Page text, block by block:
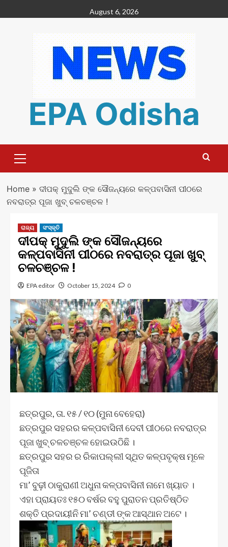
to
August 6, 2026
EPA Odisha
Menu
Home» ଦୀପକ୍ ମୁଦୁଲି ଙ୍କ ସୌଜନ୍ୟରେ କଳ୍ପବାସିନୀ ପୀଠରେ
ନବରାତ୍ର ପୂଜା ଖୁବ୍ ଚଳଚଞ୍ଚଳ !
ରାଜ୍ୟ ସଂସ୍କୃତି
ଦୀପକ୍ ମୁଦୁଲି ଙ୍କ ସୌଜନ୍ୟରେ
କଳ୍ପବାସିନୀ ପୀଠରେ ନବରାତ୍ର ପୂଜା ଖୁବ୍
ଚଳଚଞ୍ଚଳ !
EPA editor October 15, 2024 0
ଛତ୍ରପୁର, ତା. ୧୫ / ୧୦ (ମୁନା ବେହେରା)
ଛତ୍ରପୁର ସହରର କଳ୍ପବାସିନୀ ଦେବୀ ପୀଠରେ ନବରାତ୍ର
ପୂଜା ଖୁବ୍ ଚଳଚଞ୍ଚଳ ହୋଇଉଠିଛି ।
ଛତ୍ରପୁର ସହର ର ରିକାପଲ୍ଲୀ ସ୍ଥିତ କଳ୍ପବୃକ୍ଷ ମୂଳେ
ପୂଜିତା
ମା’ ବୁଢ଼ୀ ଠାକୁରାଣୀ ଅଧୁନା କଳ୍ପବାସିନୀ ନାମେ ଖ୍ୟାତ ।
ଏହା ପ୍ରାୟତଃ ୧୫୦ ବର୍ଷର ବହୁ ପୁରାତନ ପ୍ରତିଷ୍ଠିତ
ଶକ୍ତି ପ୍ରଦାୟୀନି ମା’ ଚଣ୍ଡୀ ଙ୍କ ଆସ୍ଥାନ ଅଟେ ।